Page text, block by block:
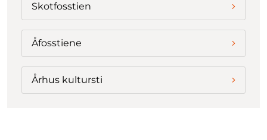
Skotfosstien
Åfosstiene
Århus kultursti